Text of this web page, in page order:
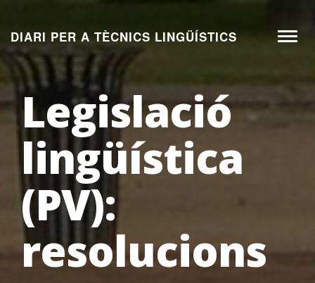
contingut
DIARI PER A TÈCNICS LINGÜÍSTICS
Legislació
lingüística
(PV):
resolucions